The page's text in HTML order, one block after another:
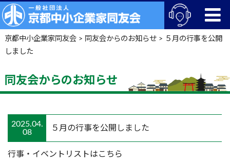
京都中小企業家同友会> 同友会からのお知らせ> ５月の行事を公開
しました
同友会からのお知らせ
2025.04.
08
５月の行事を公開しました
行事・イベントリストはこちら